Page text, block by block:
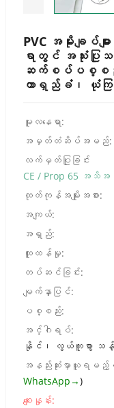
PVC အမိုးချပ်
ရာတွင် အသုံးပ
ဆက်စပ်ပစ္စည်းမျ
တာရှည်ခံ၊ ယုံက
မူလနေရာ:
အမှတ်တံဆိပ်အမည်:
လက်မှတ်ပြုခြင်း
CE / Prop 65 အ
ထုတ်ကုန်အမျိုးအစား:
အကျယ်:
အရှည်:
ထူထန်မှု:
တပ်ဆင်ခြင်း:
မျက်နှာပြင်:
ပစ္စည်း:
အင်္ဂါရပ်:
နိုင်၊ လွယ်ကူစွာ သ
အနည်းဆုံးမှာယူရမည့်
WhatsApp→)
စျေးနှုန်း: